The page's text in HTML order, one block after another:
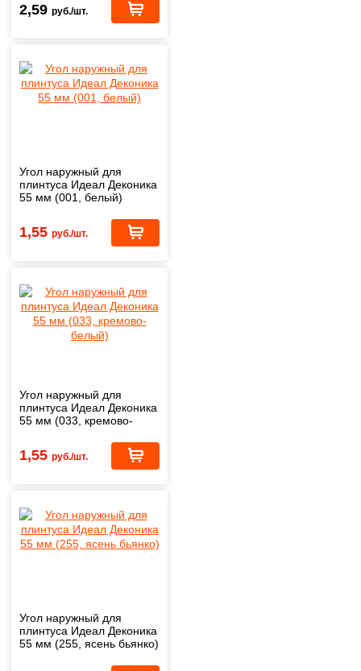
2,59 руб./шт.
Угол наружный для
плинтуса Идеал Деконика
55 мм (001, белый)
1,55 руб./шт.
Угол наружный для
плинтуса Идеал Деконика
55 мм (033, кремово-
1,55 руб./шт.
Угол наружный для
плинтуса Идеал Деконика
55 мм (255, ясень бьянко)